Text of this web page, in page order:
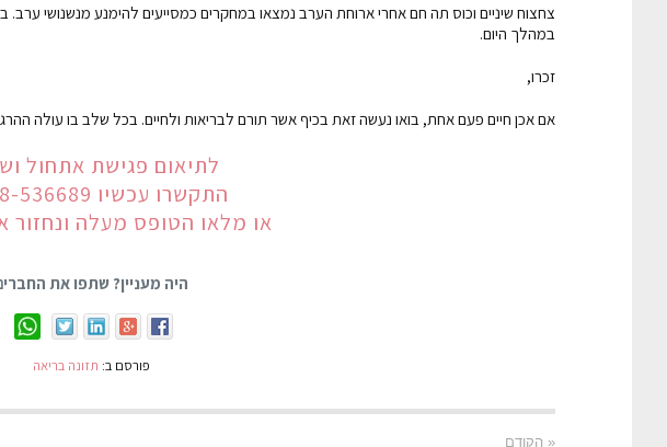
צחצוח שיניים וכוס תה חם אחרי ארוחת הערב נמצאו במחקרים כמסייעים להימנע מנשנושי
במהלך היום.
זכרו,
אם אכן חיים פעם אחת, בואו נעשה זאת בכיף אשר תורם לבריאות ולחיים. בכל שלב בו עולה
לתיאום פגישת אתחול
התקשרו עכשיו 050-8-536689
או מלאו הטופס מעלה ונחזור
היה מעניין? שתפו את
פורסם ב: תזונה בריאה
« הקודם